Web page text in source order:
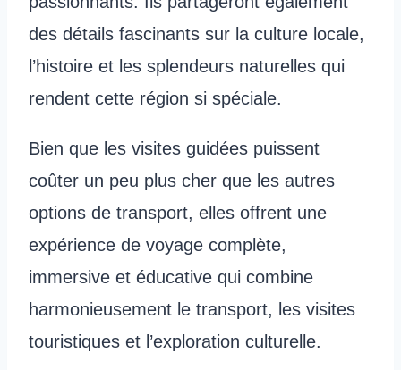
des détails fascinants sur la culture locale,
l’histoire et les splendeurs naturelles qui
rendent cette région si spéciale.
Bien que les visites guidées puissent
coûter un peu plus cher que les autres
options de transport, elles offrent une
expérience de voyage complète,
immersive et éducative qui combine
harmonieusement le transport, les visites
touristiques et l’exploration culturelle.